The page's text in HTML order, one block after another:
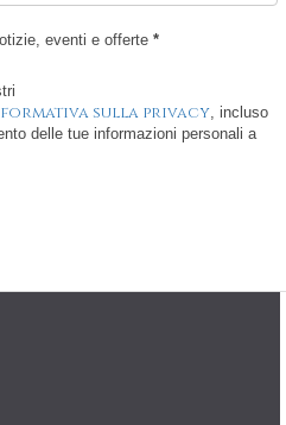
eventi e offerte *
sulla privacy, incluso
delle tue informazioni personali a